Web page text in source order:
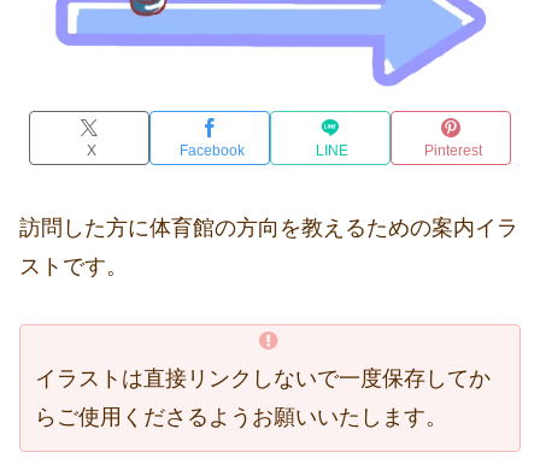
X Facebook LINE Pinterest
訪問した方に体育館の方向を教えるための案内イラ
ストです。
イラストは直接リンクしないで一度保存してか
らご使用くださるようお願いいたします。